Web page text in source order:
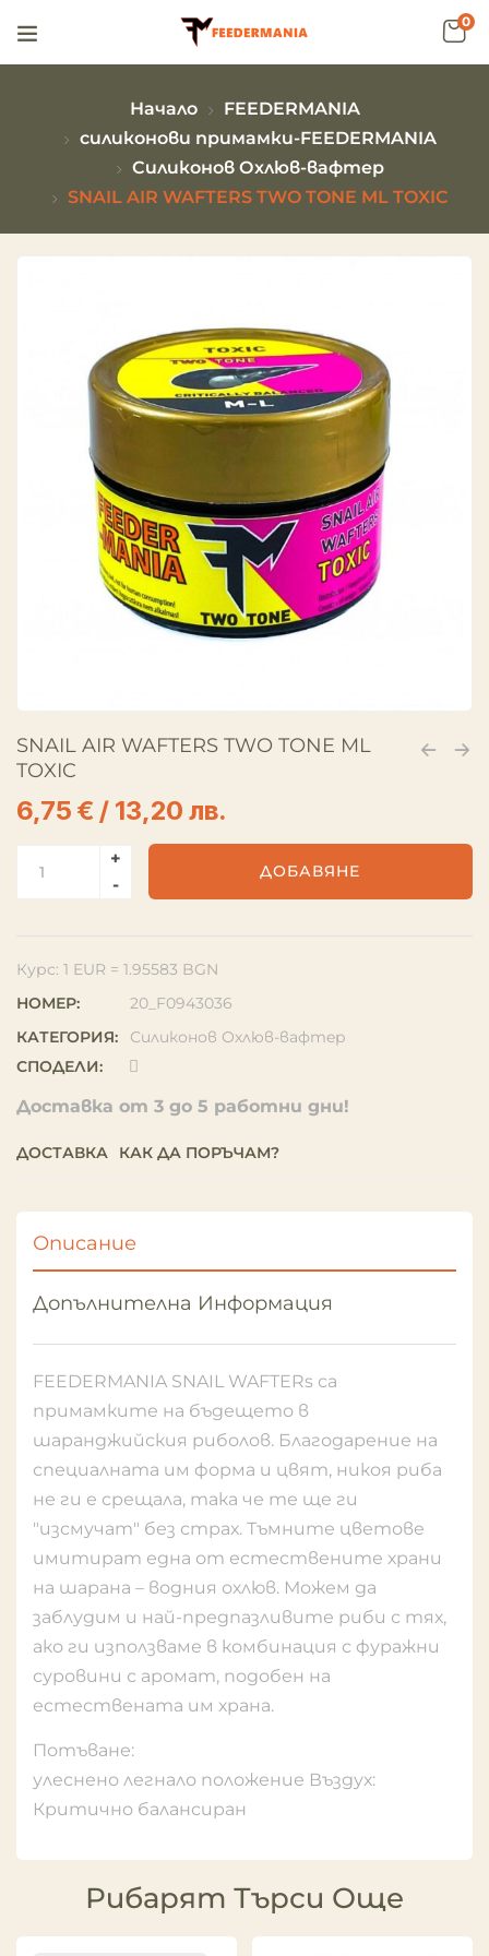
0
Начало
FEEDERMANIA
силиконови примамки-FEEDERMANIA
Силиконов Охлюв-вафтeр
SNAIL AIR WAFTERS TWO TONE ML TOXIC
SNAIL AIR WAFTERS TWO TONE ML
TOXIC
6,75 € / 13,20 лв.
ДОБАВЯНЕ
Курс: 1 EUR = 1.95583 BGN
НОМЕР:
20_F0943036
КАТЕГОРИЯ:
Силиконов Охлюв-вафтeр
СПОДЕЛИ:
Доставка от 3 до 5 работни дни!
ДОСТАВКА КАК ДА ПОРЪЧАМ?
Описание
Допълнителна Информация
FEEDERMANIA SNAIL WAFTERs са
примамките на бъдещето в
шаранджийския риболов. Благодарение на
специалната им форма и цвят, никоя риба
не ги е срещала, така че те ще ги
"изсмучат" без страх. Тъмните цветове
имитират една от естествените храни
на шарана – водния охлюв. Можем да
заблудим и най-предпазливите риби с тях,
ако ги използваме в комбинация с фуражни
суровини с аромат, подобен на
естествената им храна.
Потъване:
улеснено легнало положение Въздух:
Критично балансиран
Рибарят Търси Още